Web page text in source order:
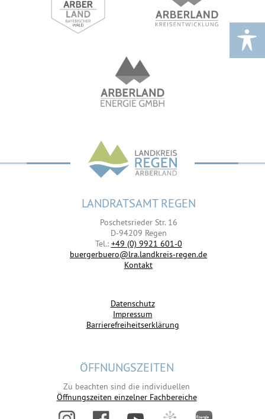
LANDRATSAMT REGEN
Poschetsrieder Str. 16
D-94209 Regen
Tel.: +49 (0) 9921 601-0
buergerbuero@lra.landkreis-regen.de
Kontakt
Datenschutz
Impressum
Barrierefreiheitserklärung
ÖFFNUNGSZEITEN
Zu beachten sind die individuellen
Öffnungszeiten einzelner Fachbereiche